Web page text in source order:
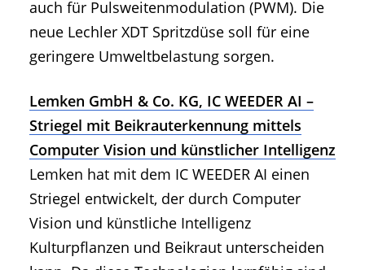
auch für Pulsweitenmodulation (PWM). Die
neue Lechler XDT Spritzdüse soll für eine
geringere Umweltbelastung sorgen.
Lemken GmbH & Co. KG, IC WEEDER AI –
Striegel mit Beikrauterkennung mittels
Computer Vision und künstlicher Intelligenz
Lemken hat mit dem IC WEEDER AI einen
Striegel entwickelt, der durch Computer
Vision und künstliche Intelligenz
Kulturpflanzen und Beikraut unterscheiden